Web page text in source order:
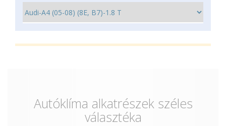
Autóklíma alkatrészek széles
választéka